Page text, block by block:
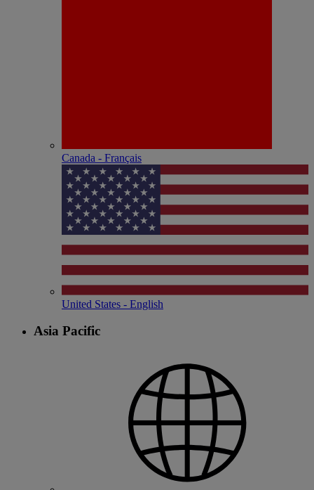
Canada - Français
United States - English
Asia Pacific